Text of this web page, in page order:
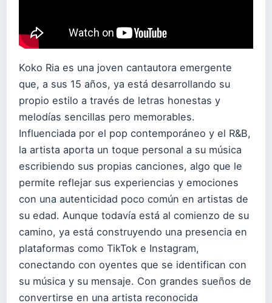
Koko Ria es una joven cantautora emergente
que, a sus 15 años, ya está desarrollando su
propio estilo a través de letras honestas y
melodías sencillas pero memorables.
Influenciada por el pop contemporáneo y el R&B,
la artista aporta un toque personal a su música
escribiendo sus propias canciones, algo que le
permite reflejar sus experiencias y emociones
con una autenticidad poco común en artistas de
su edad. Aunque todavía está al comienzo de su
camino, ya está construyendo una presencia en
plataformas como TikTok e Instagram,
conectando con oyentes que se identifican con
su música y su mensaje. Con grandes sueños de
convertirse en una artista reconocida